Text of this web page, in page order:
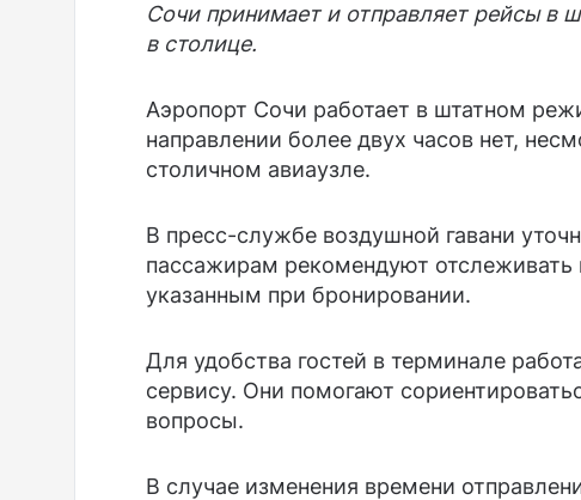
Сочи принимает и отправляет рейсы в
в столице.
Аэропорт Сочи работает в штатном
направлении более двух часов нет,
столичном авиаузле.
В пресс-службе воздушной гавани
пассажирам рекомендуют
указанным при бронировании.
Для удобства гостей в терминале
сервису. Они помогают
вопросы.
В случае изменения времени